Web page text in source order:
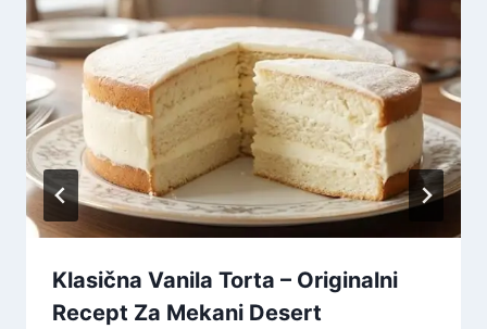
Klasična Vanila Torta – Originalni
Recept Za Mekani Desert